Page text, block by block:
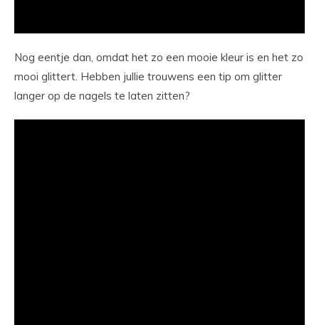
Nog eentje dan, omdat het zo een mooie kleur is en het zo
mooi glittert. Hebben jullie trouwens een tip om glitter
langer op de nagels te laten zitten?